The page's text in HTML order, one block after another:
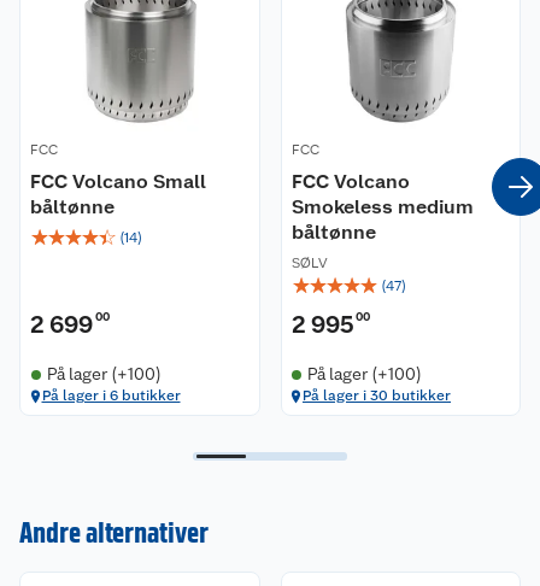
FCC
FCC Volcano Small
båltønne
☆☆☆☆☆ (14)
2 69900
På lager (+100)
På lager i 6 butikker
FCC
FCC Volcano
Smokeless medium
båltønne
SØLV
☆☆☆☆☆ (47)
2 995 00
På lager (+100)
På lager i 30 butikker
Andre alternativer
Om oss
Kontakt oss